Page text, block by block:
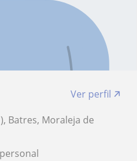
Ver perfil
Batres, Moraleja de